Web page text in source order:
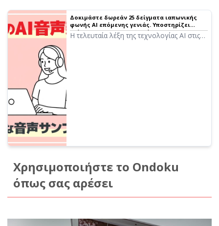
Δοκιμάστε δωρεάν 25 δείγματα ιαπωνικής
φωνής AI επόμενης γενιάς. Υποστηρίζει
επίσης πολυγλωσσική ανάγνωση
Η τελευταία λέξη της τεχνολογίας AI στις
Χρησιμοποιήστε το Ondoku
όπως σας αρέσει